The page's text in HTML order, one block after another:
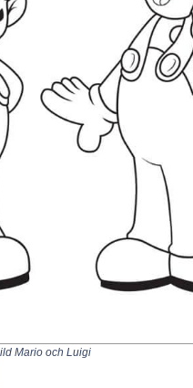
Mario och Luigi